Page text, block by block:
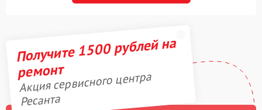
Получите 1500 рублей на
ремонт
Акция сервисного центра
Ресанта